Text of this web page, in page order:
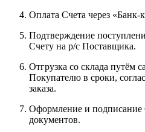
Оплата Счета через
Подтверждение
Счету на р/с Поставщика.
Отгрузка со склада путём
Покупателю в сроки,
заказа.
Оформление и подписание
документов.